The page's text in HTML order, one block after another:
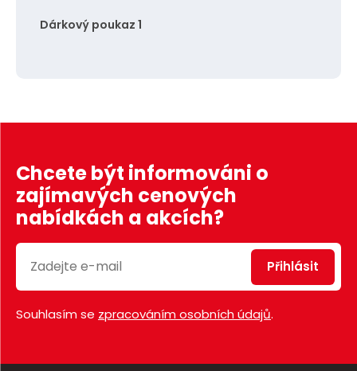
Dárkový poukaz 1
Chcete být informováni o
zajímavých cenových
nabídkách a akcích?
Přihlásit
Souhlasím se zpracováním osobních údajů.